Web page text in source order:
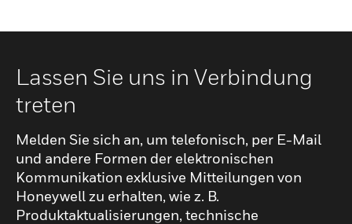
Lassen Sie uns in Verbindung
treten
Melden Sie sich an, um telefonisch, per E-Mail
und andere Formen der elektronischen
Kommunikation exklusive Mitteilungen von
Honeywell zu erhalten, wie z. B.
Produktaktualisierungen, technische